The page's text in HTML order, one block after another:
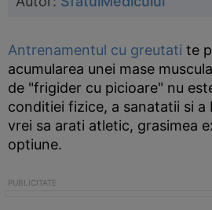
Antrenamentul cu greutati te
acumularea unei mase
de "frigider cu picioare" nu
conditiei fizice, a sanatatii si a
vrei sa arati atletic, grasimea
optiune.